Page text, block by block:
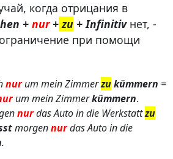
когда отрицания в
+ nur+zu + Infinitiv нет, -
при помощи
nurum mein Zimmerzukümmern =
um mein Zimmerkümmern.
nurdas Auto in die Werkstattzu
morgennurdas Auto in die
.